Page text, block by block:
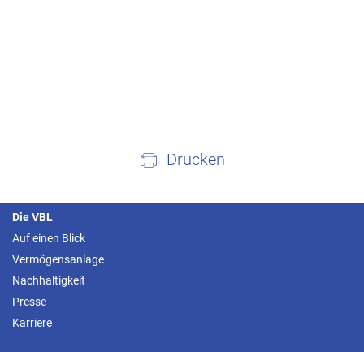
Drucken
Die VBL
Auf einen Blick
Vermögensanlage
Nachhaltigkeit
Presse
Karriere